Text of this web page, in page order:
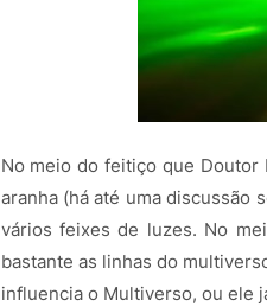
No meio do feitiço que Doutor
aranha (há até uma discussão
vários feixes de luzes. No
bastante as linhas do
influencia o Multiverso, ou ele